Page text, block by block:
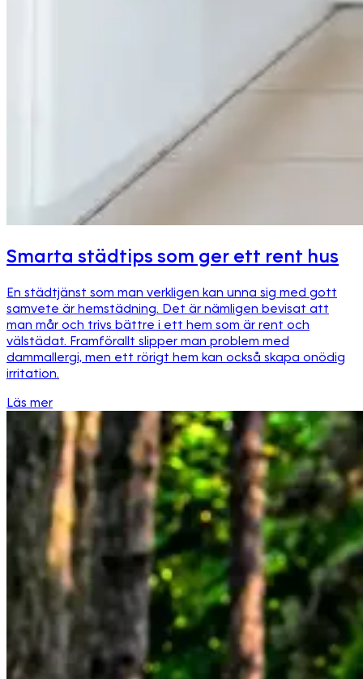
Smarta städtips som ger ett rent hus
En städtjänst som man verkligen kan unna sig med gott
samvete är hemstädning. Det är nämligen bevisat att
man mår och trivs bättre i ett hem som är rent och
välstädat. Framförallt slipper man problem med
dammallergi, men ett rörigt hem kan också skapa onödig
irritation.
Läs mer